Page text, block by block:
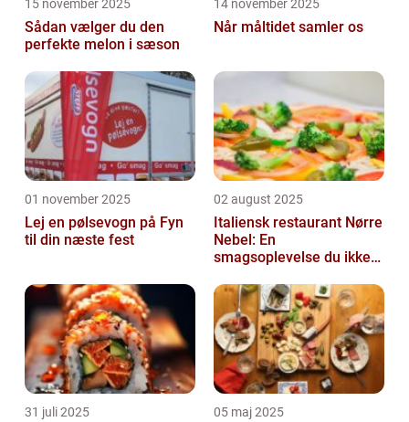
15 november 2025
Sådan vælger du den
perfekte melon i sæson
14 november 2025
Når måltidet samler os
01 november 2025
Lej en pølsevogn på Fyn
til din næste fest
02 august 2025
Italiensk restaurant Nørre
Nebel: En
smagsoplevelse du ikke
31 juli 2025 05 maj 2025